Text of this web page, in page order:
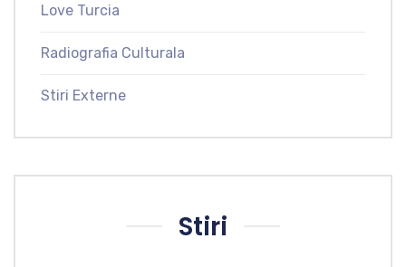
Love Turcia
Radiografia Culturala
Stiri Externe
Stiri